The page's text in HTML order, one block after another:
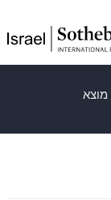
מוצא